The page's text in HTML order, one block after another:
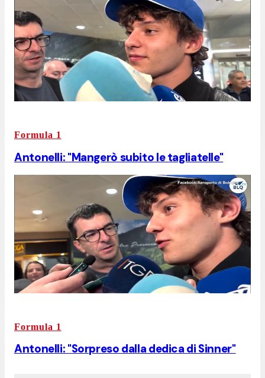
Formula 1
Antonelli: "Mangerò subito le tagliatelle"
Formula 1
Antonelli: "Sorpreso dalla dedica di Sinner"